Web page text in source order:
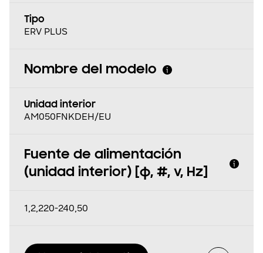
Tipo
ERV PLUS
Nombre del modelo
Unidad interior
AM050FNKDEH/EU
Fuente de alimentación
(unidad interior) [φ, #, v, Hz]
1,2,220-240,50